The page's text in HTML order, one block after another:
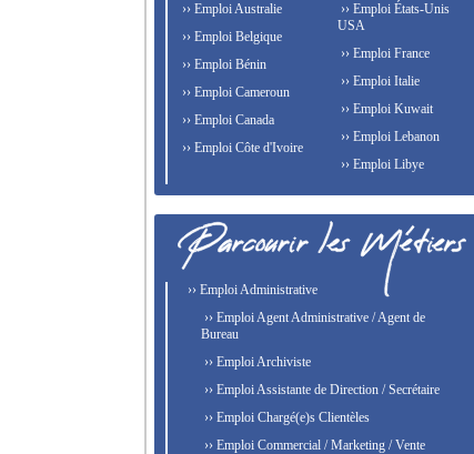
›› Emploi Australie
›› Emploi Belgique
›› Emploi Bénin
›› Emploi Cameroun
›› Emploi Canada
›› Emploi Côte d'Ivoire
›› Emploi États-Unis
USA
›› Emploi France
›› Emploi Italie
›› Emploi Kuwait
›› Emploi Lebanon
›› Emploi Libye
›› Emploi Administrative
›› Emploi Agent Administrative / Agent de
Bureau
›› Emploi Archiviste
›› Emploi Assistante de Direction / Secrétaire
›› Emploi Chargé(e)s Clientèles
›› Emploi Commercial / Marketing / Vente